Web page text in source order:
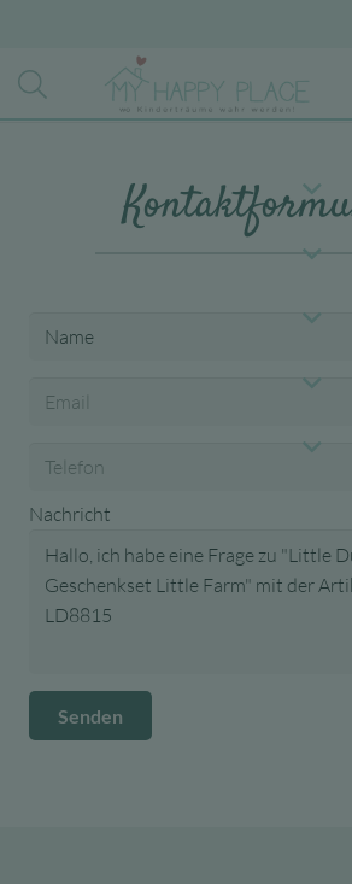
Nachricht
Senden